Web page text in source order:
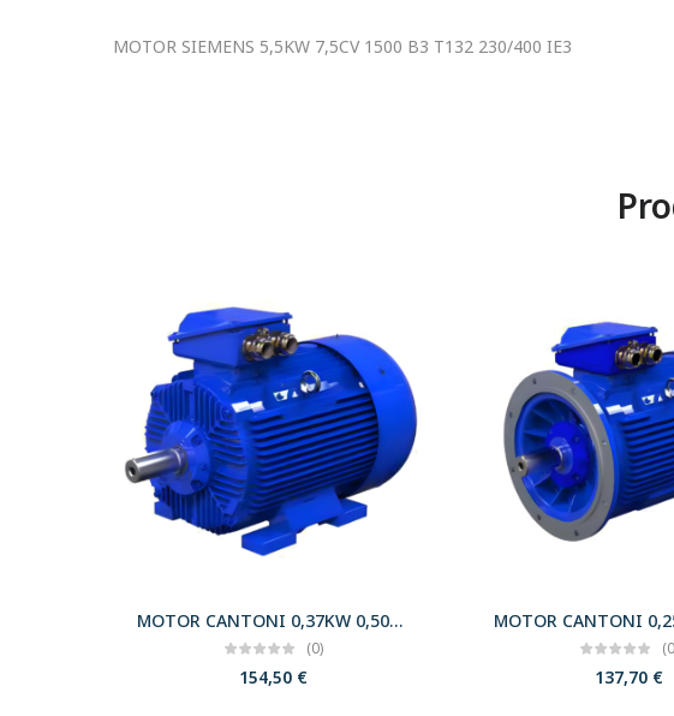
MOTOR SIEMENS 5,5KW 7,5CV 1500 B3 T132 230/400 IE3
MOTOR CANTONI 0,37KW 0,50CV 3000 B3 T71 230/400 IE2
(0)
154,50 € 137,70 €